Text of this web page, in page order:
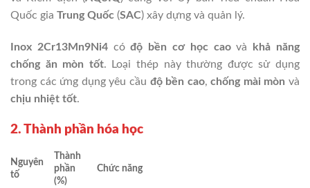
Quốc gia Trung Quốc (SAC) xây dựng và quản lý.
Inox 2Cr13Mn9Ni4cóđộ bền cơ học caovà khả năng
chống ăn mòn tốt. Loại thép này thường được sử dụng
trong các ứng dụng yêu cầu độ bền cao,chống mài mòn và
chịu nhiệt tốt.
2. Thành phần hóa học
Nguyên
tố
Thành
phần
(%)
Chức năng